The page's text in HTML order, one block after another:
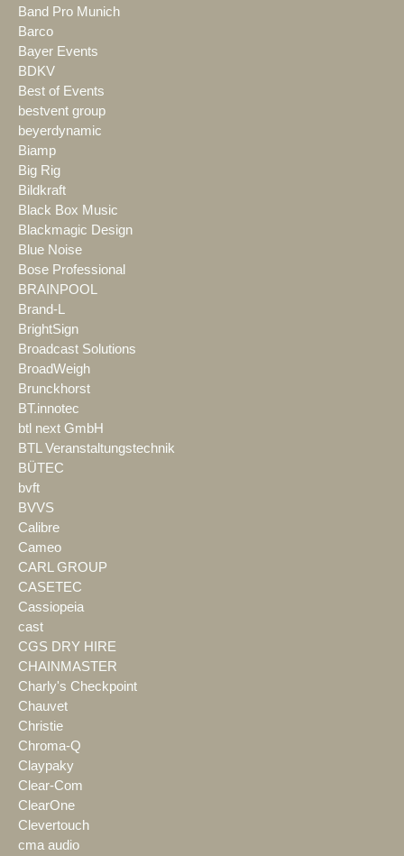
Band Pro Munich
Barco
Bayer Events
BDKV
Best of Events
bestvent group
beyerdynamic
Biamp
Big Rig
Bildkraft
Black Box Music
Blackmagic Design
Blue Noise
Bose Professional
BRAINPOOL
Brand-L
BrightSign
Broadcast Solutions
BroadWeigh
Brunckhorst
BT.innotec
btl next GmbH
BTL Veranstaltungstechnik
BÜTEC
bvft
BVVS
Calibre
Cameo
CARL GROUP
CASETEC
Cassiopeia
cast
CGS DRY HIRE
CHAINMASTER
Charly's Checkpoint
Chauvet
Christie
Chroma-Q
Claypaky
Clear-Com
ClearOne
Clevertouch
cma audio